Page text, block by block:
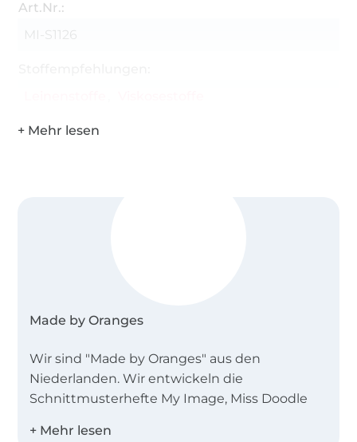
Art.Nr.:
MI-S1126
Made by Oranges
Wir sind "Made by Oranges" aus den
Niederlanden. Wir entwickeln die
Schnittmusterhefte My Image, Miss Doodle